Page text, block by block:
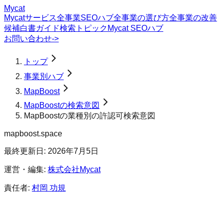
Mycat
Mycatサービス全事業SEOハブ全事業の選び方全事業の改善
候補白書ガイド検索トピック Mycat SEOハブ
お問い合わせ->
トップ
事業別ハブ
MapBoost
MapBoostの検索意図
MapBoostの業種別の許認可検索意図
mapboost.space
最終更新日: 2026年7月5日
運営・編集: 株式会社Mycat
責任者: 村岡 功規